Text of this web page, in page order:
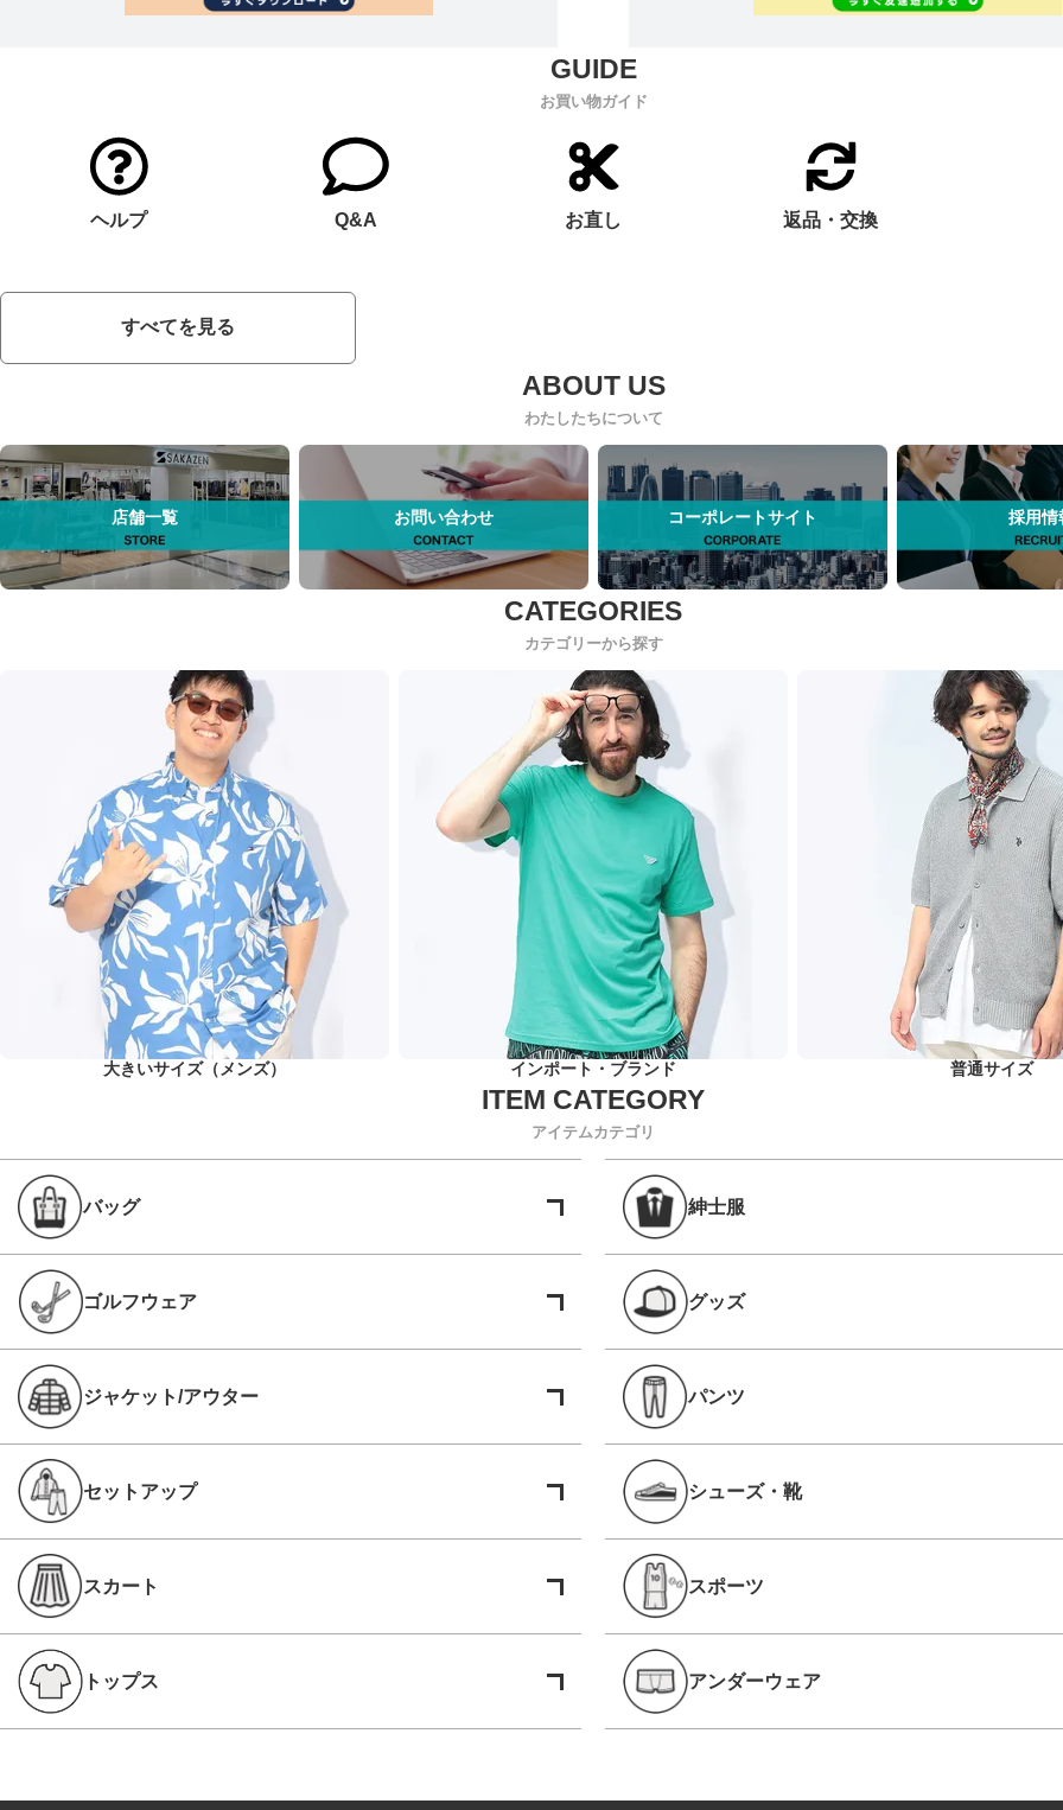
お買い物ガイド
ヘルプ Q&A お直し 返品・交換
すべてを見る
わたしたちについて
店舗一覧 お問い合わせ コーポレートサイト 採用情
カテゴリーから探す
大きいサイズ（メンズ） インポート・ブランド 普通サイズ
アイテムカテゴリ
バッグ 紳士服
ゴルフウェア グッズ
ジャケット/アウター パンツ
セットアップ シューズ・靴
スカート スポーツ
トップス アンダーウェア